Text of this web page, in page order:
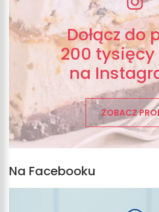
Dołącz do
200
na
ZOBACZ
Na Facebooku